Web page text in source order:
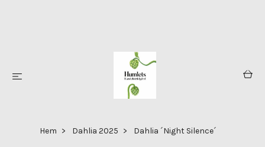
Hem Dahlia 2025 Dahlia ´Night Silence´